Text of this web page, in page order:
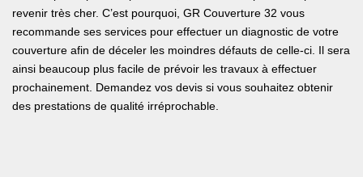
revenir très cher. C’est pourquoi, GR Couverture 32 vous
recommande ses services pour effectuer un diagnostic de votre
couverture afin de déceler les moindres défauts de celle-ci. Il sera
ainsi beaucoup plus facile de prévoir les travaux à effectuer
prochainement. Demandez vos devis si vous souhaitez obtenir
des prestations de qualité irréprochable.